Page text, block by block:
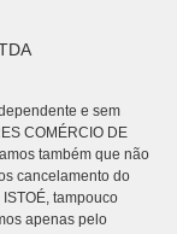
e sem
COMÉRCIO DE
também que não
cancelamento do
tampouco
apenas pelo